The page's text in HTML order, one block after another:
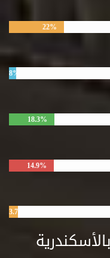
22%
8%
18.3%
14.9%
3.7%